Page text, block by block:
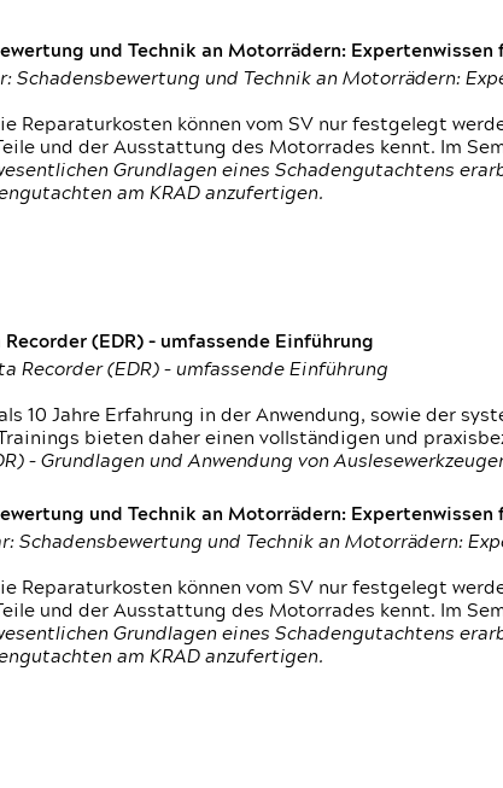
und Technik an Motorrädern:
Schadensbewertung und Technik an Motorrädern:
Reparaturkosten können vom SV nur festgelegt
und der Ausstattung des Motorrades kennt. Im
Grundlagen eines Schadengutachtens
am KRAD anzufertigen.
(EDR) – umfassende Einführung
Recorder (EDR) – umfassende Einführung
10 Jahre Erfahrung in der Anwendung, sowie der
bieten daher einen vollständigen und
– Grundlagen und Anwendung von
und Technik an Motorrädern:
Schadensbewertung und Technik an Motorrädern:
Reparaturkosten können vom SV nur festgelegt
und der Ausstattung des Motorrades kennt. Im
Grundlagen eines Schadengutachtens
am KRAD anzufertigen.